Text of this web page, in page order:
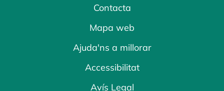
Contacta
Mapa web
Ajuda'ns a millorar
Accessibilitat
Avís Legal